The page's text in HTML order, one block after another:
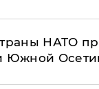
НАТО
Южной